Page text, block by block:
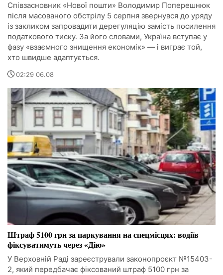
Співзасновник «Нової пошти» Володимир Поперешнюк
після масованого обстрілу 5 серпня звернувся до уряду
із закликом запровадити дерегуляцію замість посилення
податкового тиску. За його словами, Україна вступає у
фазу «взаємного знищення економік» — і виграє той,
хто швидше адаптується.
02:29 06.08
Штраф 5100 грн за паркування на спецмісцях: водіїв
фіксуватимуть через «Дію»
У Верховній Раді зареєстрували законопроєкт №15403-
2, який передбачає фіксований штраф 5100 грн за